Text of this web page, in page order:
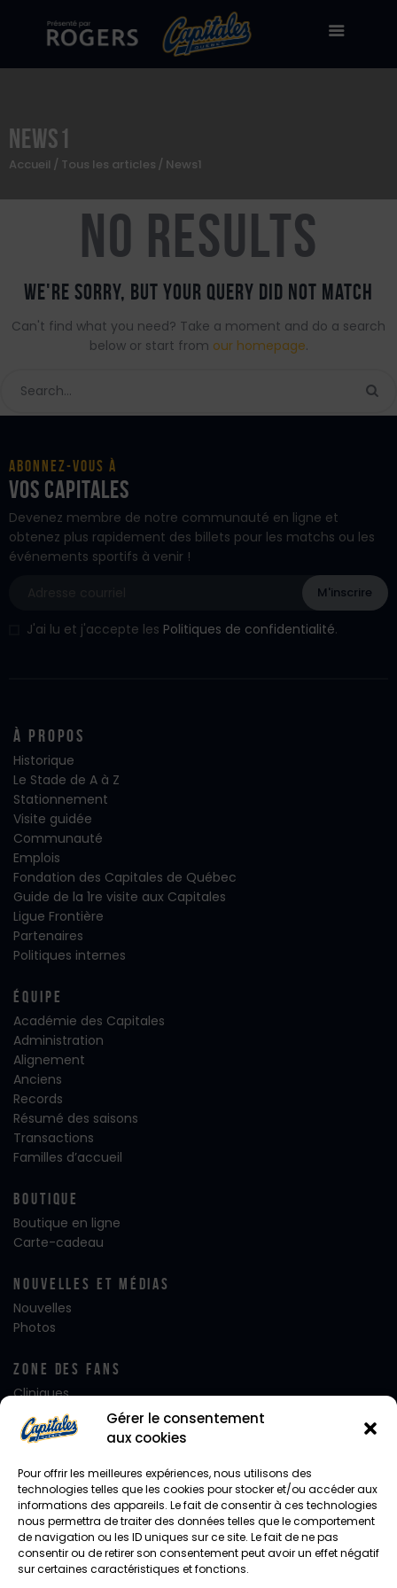
Gérer le consentement
aux cookies
Pour offrir les meilleures expériences, nous utilisons des
technologies telles que les cookies pour stocker et/ou accéder aux
informations des appareils. Le fait de consentir à ces technologies
nous permettra de traiter des données telles que le comportement
de navigation ou les ID uniques sur ce site. Le fait de ne pas
consentir ou de retirer son consentement peut avoir un effet négatif
sur certaines caractéristiques et fonctions.
News1
Accueil Tous les articles News1
Stade Canac
Équipe
À propos
Boutique en ligne
Zone des fans
No results
We're sorry, but your query did not match
Can't find what you need? Take a moment and do a search
below or start from our homepage.
Abonnez-vous à
vos Capitales
Devenez membre de notre communauté en ligne et
obtenez plus rapidement des billets pour les matchs ou les
événements sportifs à venir !
J'ai lu et j'accepte les Politiques de confidentialité.
À propos
Historique
Le Stade de A à Z
Stationnement
Visite guidée
Communauté
Emplois
Fondation des Capitales de Québec
Guide de la 1re visite aux Capitales
Ligue Frontière
Partenaires
Politiques internes
Équipe
Académie des Capitales
Administration
Alignement
Anciens
Records
Résumé des saisons
Transactions
Familles d’accueil
Boutique
Boutique en ligne
Carte-cadeau
Nouvelles Et Médias
Nouvelles
Photos
Zone Des Fans
Cliniques
Club FanatiQ
Fan Club Desjardins
Alignement – Jour de Match
Journées de rêve
Notre mascotte Capi
Photo d’équipe
Facebook
Instagram